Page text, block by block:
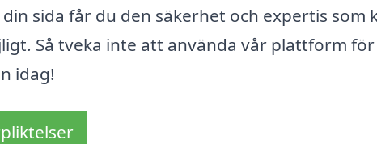
sida får du den säkerhet och expertis som
Så tveka inte att använda vår plattform
idag!